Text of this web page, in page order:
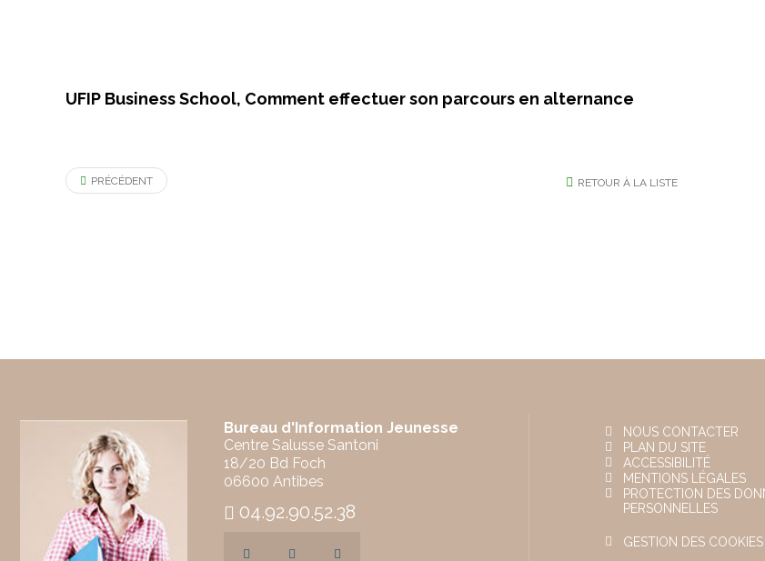
UFIP Business School, Comment effectuer son parcours en alternance
PRÉCÉDENT RETOUR À LA LISTE
Bureau d'Information Jeunesse
Centre Salusse Santoni
18/20 Bd Foch
06600 Antibes
04.92.90.52.38
NOUS CONTACTER
PLAN DU SITE
ACCESSIBILITÉ
MENTIONS LÉGALES
PROTECTION DES
PERSONNELLES
GESTION DES COOKIES